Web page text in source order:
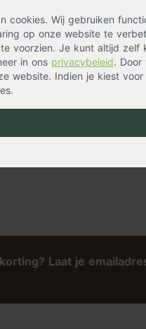
cookies. Wij gebruiken
op onze website te
voorzien. Je kunt altijd zelf
in ons privacybeleid. Door
website. Indien je kiest voor
Laat je